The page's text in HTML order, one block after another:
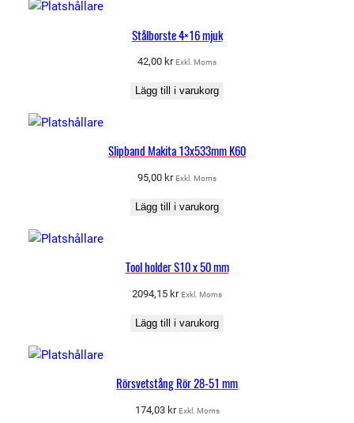
Stålborste 4×16 mjuk
42,00 kr Exkl. Moms
Lägg till i varukorg
Slipband Makita 13x533mm K60
95,00 kr Exkl. Moms
Lägg till i varukorg
Tool holder S10 x 50 mm
2094,15 kr Exkl. Moms
Lägg till i varukorg
Rörsvetstång Rör 28-51 mm
174,03 kr Exkl. Moms